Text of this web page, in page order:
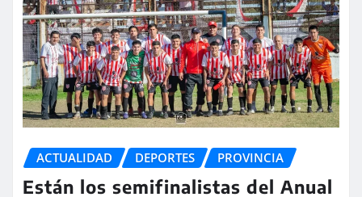
ACTUALIDAD DEPORTES PROVINCIA
Están los semifinalistas del Anual